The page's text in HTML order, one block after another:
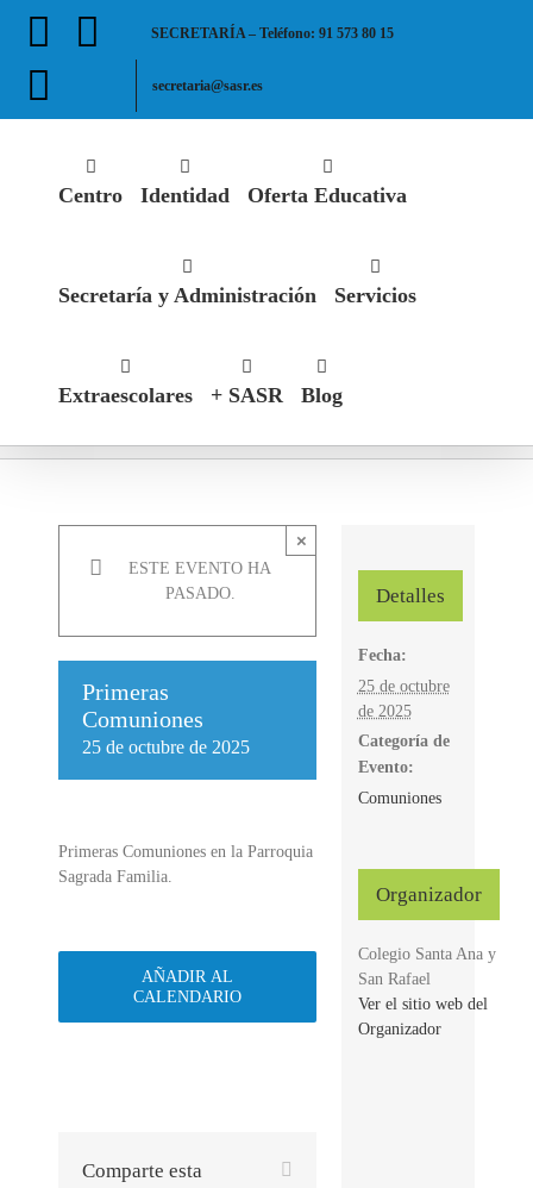
Facebook
Instagram
SECRETARÍA – Teléfono: 91 573 80 15
secretaria@sasr.es
Centro Identidad Oferta Educativa
Secretaría y Administración Servicios
Extraescolares + SASR Blog
ESTE EVENTO HA
PASADO.
×
Primeras
Comuniones
25 de octubre de 2025
Primeras Comuniones en la Parroquia
Sagrada Familia.
AÑADIR AL
CALENDARIO
Comparte esta
Detalles
Fecha:
25 de octubre
de 2025
Categoría de
Evento:
Comuniones
Organizador
Colegio Santa Ana y
San Rafael
Ver el sitio web del
Organizador